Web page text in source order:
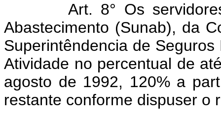
Art. 8° Os
Abastecimento (Sunab), da
Superintêndencia de
Atividade no percentual de
agosto de 1992, 120% a
restante conforme dispuser o